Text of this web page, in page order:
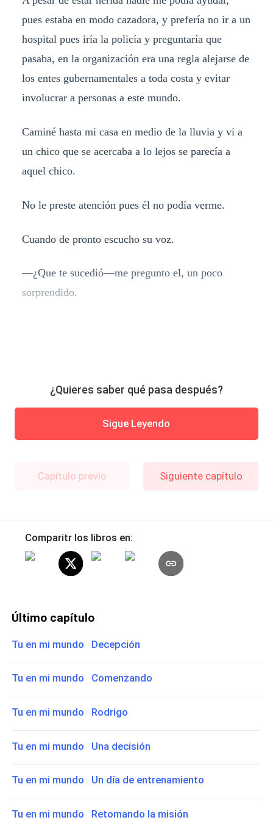
pues estaba en modo cazadora, y prefería no ir a un
hospital pues iría la policía y preguntaría que
pasaba, en la organización era una regla alejarse de
los entes gubernamentales a toda costa y evitar
involucrar a personas a este mundo.
Caminé hasta mi casa en medio de la lluvia y vi a
un chico que se acercaba a lo lejos se parecía a
aquel chico.
No le preste atención pues él no podía verme.
Cuando de pronto escucho su voz.
—¿Que te sucedió—me pregunto el, un poco
sorprendido.
¿Quieres saber qué pasa después?
Sigue Leyendo
Capítulo previo Siguiente capítulo
Comparitr los libros en:
Último capítulo
Tu en mi mundo Decepción
Tu en mi mundo Comenzando
Tu en mi mundo Rodrigo
Tu en mi mundo Una decisión
Tu en mi mundo Un día de entrenamiento
Tu en mi mundo Retomando la misión